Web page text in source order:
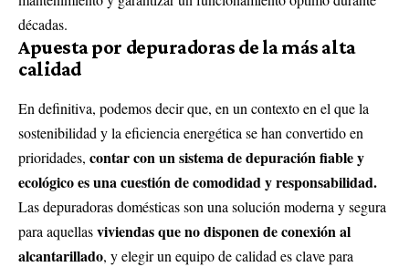
décadas.
Apuesta por depuradoras de la más alta
calidad
En definitiva, podemos decir que, en un contexto en el que la
sostenibilidad y la eficiencia energética se han convertido en
prioridades, contar con un sistema de depuración fiable y
ecológico es una cuestión de comodidad y responsabilidad.
Las depuradoras domésticas son una solución moderna y segura
para aquellasviviendas que no disponen de conexión al
alcantarillado, y elegir un equipo de calidad es clave para